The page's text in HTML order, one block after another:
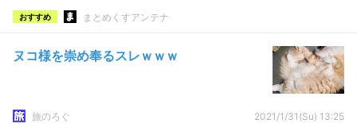
おすすめ まとめくすアンテナ
ヌコ様を崇め奉るスレｗｗｗ
旅のろぐ 2021/1/31(Su) 13:25